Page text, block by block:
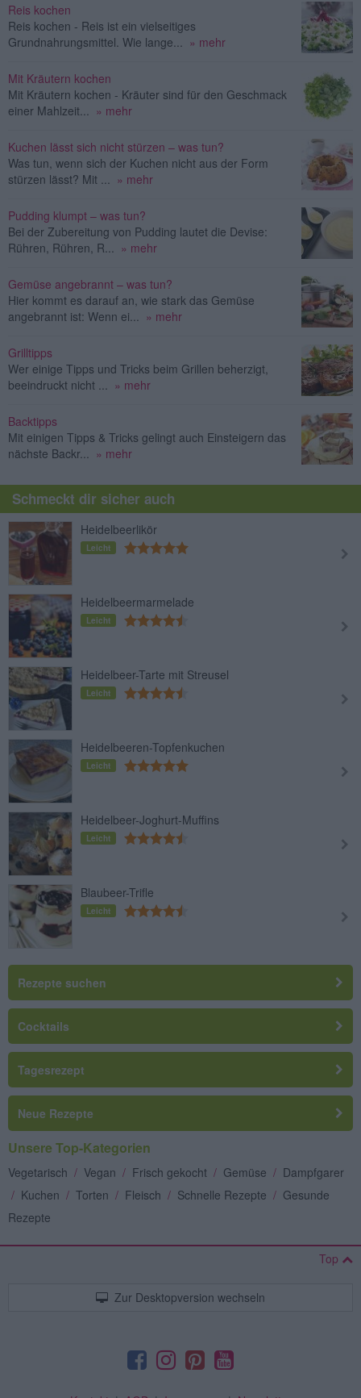
Reis kochen
Reis kochen - Reis ist ein vielseitiges
Grundnahrungsmittel. Wie lange...
» mehr
Mit Kräutern kochen
Mit Kräutern kochen - Kräuter sind für den Geschmack
einer Mahlzeit...
» mehr
Kuchen lässt sich nicht stürzen – was tun?
Was tun, wenn sich der Kuchen nicht aus der Form
stürzen lässt? Mit ...
» mehr
Pudding klumpt – was tun?
Bei der Zubereitung von Pudding lautet die Devise:
Rühren, Rühren, R...
» mehr
Gemüse angebrannt – was tun?
Hier kommt es darauf an, wie stark das Gemüse
angebrannt ist: Wenn ei...
» mehr
Grilltipps
Wer einige Tipps und Tricks beim Grillen beherzigt,
beeindruckt nicht ...
» mehr
Backtipps
Mit einigen Tipps & Tricks gelingt auch Einsteigern das
nächste Backr...
» mehr
Schmeckt dir sicher auch
Heidelbeerlikör
Leicht
Heidelbeermarmelade
Leicht
Heidelbeer-Tarte mit Streusel
Leicht
Heidelbeeren-Topfenkuchen
Leicht
Heidelbeer-Joghurt-Muffins
Leicht
Blaubeer-Trifle
Leicht
Rezepte suchen
Cocktails
Tagesrezept
Neue Rezepte
Unsere Top-Kategorien
Vegetarisch / Vegan / Frisch gekocht / Gemüse / Dampfgarer
/ Kuchen / Torten / Fleisch / Schnelle Rezepte / Gesunde
Rezepte
Top
Zur Desktopversion wechseln